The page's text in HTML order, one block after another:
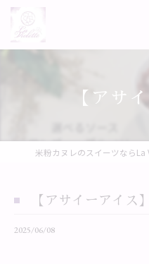
【アサ
【アサイーアイス】
2025/06/08